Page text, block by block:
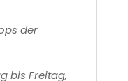
der
bis Freitag,